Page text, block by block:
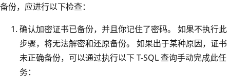
备份，应进行以下检查：
确认加密证书已备份，并且你记住了密码。 如果不执行此
步骤，将无法解密和还原备份。 如果出于某种原因，证书
未正确备份，可以通过执行以下 T-SQL 查询手动完成此任
务：